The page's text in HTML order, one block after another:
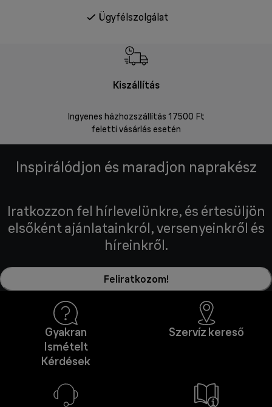
Ügyfélszolgálat
Kiszállítás
Ingyenes házhozszállítás 17500 Ft
feletti vásárlás esetén
Inspirálódjon és maradjon naprakész
Iratkozzon fel hírlevelünkre, és értesüljön
elsőként ajánlatainkról, versenyeinkről és
híreinkről.
Feliratkozom!
Gyakran
Ismételt
Kérdések
Szervíz kereső